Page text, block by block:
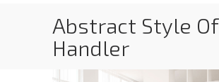
Abstract Style Of
Handler